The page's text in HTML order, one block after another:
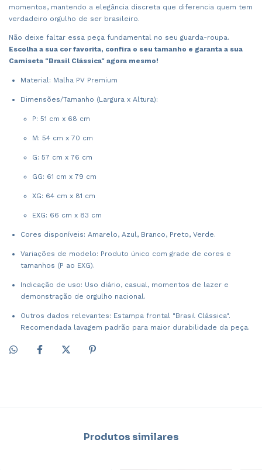
momentos, mantendo a elegância discreta que diferencia quem tem
verdadeiro orgulho de ser brasileiro.
Não deixe faltar essa peça fundamental no seu guarda-roupa.
Escolha a sua cor favorita, confira o seu tamanho e garanta a sua
Camiseta "Brasil Clássica" agora mesmo!
Material: Malha PV Premium
Dimensões/Tamanho (Largura x Altura):
P: 51 cm x 68 cm
M: 54 cm x 70 cm
G: 57 cm x 76 cm
GG: 61 cm x 79 cm
XG: 64 cm x 81 cm
EXG: 66 cm x 83 cm
Cores disponíveis: Amarelo, Azul, Branco, Preto, Verde.
Variações de modelo: Produto único com grade de cores e
tamanhos (P ao EXG).
Indicação de uso: Uso diário, casual, momentos de lazer e
demonstração de orgulho nacional.
Outros dados relevantes: Estampa frontal "Brasil Clássica".
Recomendada lavagem padrão para maior durabilidade da peça.
Produtos similares